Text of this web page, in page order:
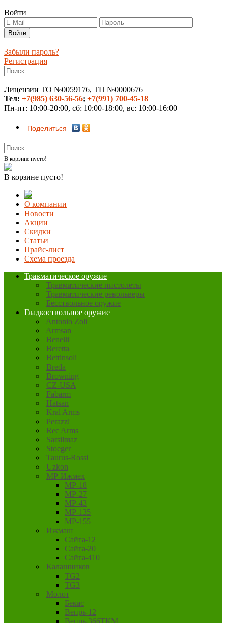
Войти
Забыли пароль?
Регистрация
Лицензии ТО №0059176, ТП №0000676
Тел: +7(985) 630-56-56; +7(991) 700-45-18
Пн-пт: 10:00-20:00, сб: 10:00-18:00, вс: 10:00-16:00
Поделиться
В корзине пусто!
В корзине пусто!
О компании
Новости
Акции
Скидки
Статьи
Прайс-лист
Схема проезда
Травматическое оружие
Травматические пистолеты
Травматические револьверы
Бесствольное оружие
Гладкоствольное оружие
Antonio Zoli
Armsan
Benelli
Beretta
Bettinsoli
Breda
Browning
CZ-USA
Fabarm
Hatsan
Kral Arms
Perazzi
Rec Arms
Sarsilmaz
Stoeger
Taurus-Rossi
Uzkon
MP-Ижмех
MP-18
MP-27
MP-43
MP-135
MP-155
Ижмаш
Сайга-12
Сайга-20
Сайга-410
Калашников
TG2
TG3
Молот
Бекас
Вепрь-12
Вепрь-366ТКМ